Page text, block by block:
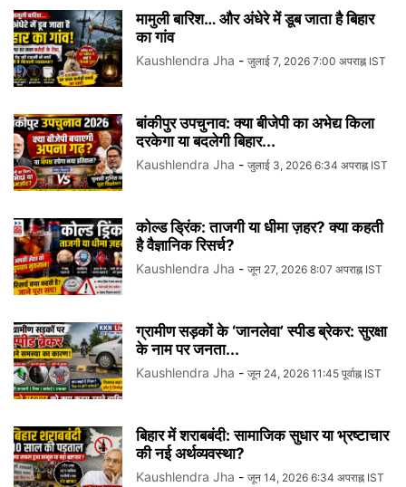
मामुली बारिश… और अंधेरे में डूब जाता है बिहार
का गांव
Kaushlendra Jha - जुलाई 7, 2026 7:00 अपराह्न IST
बांकीपुर उपचुनाव: क्या बीजेपी का अभेद्य किला
दरकेगा या बदलेगी बिहार...
Kaushlendra Jha - जुलाई 3, 2026 6:34 अपराह्न IST
कोल्ड ड्रिंक: ताजगी या धीमा ज़हर? क्या कहती
है वैज्ञानिक रिसर्च?
Kaushlendra Jha - जून 27, 2026 8:07 अपराह्न IST
ग्रामीण सड़कों के ‘जानलेवा’ स्पीड ब्रेकर: सुरक्षा
के नाम पर जनता...
Kaushlendra Jha - जून 24, 2026 11:45 पूर्वाह्न IST
बिहार में शराबबंदी: सामाजिक सुधार या भ्रष्टाचार
की नई अर्थव्यवस्था?
Kaushlendra Jha - जून 14, 2026 6:34 अपराह्न IST